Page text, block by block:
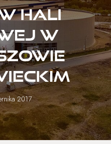
hali
w
2017